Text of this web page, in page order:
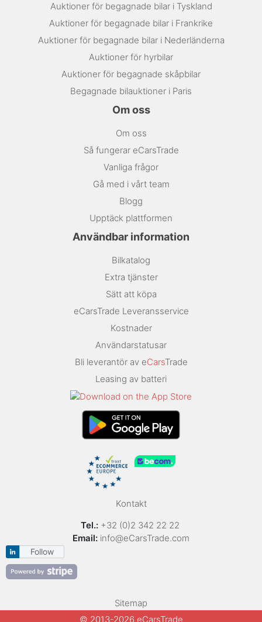
Auktioner för begagnade bilar i Tyskland
Auktioner för begagnade bilar i Frankrike
Auktioner för begagnade bilar i Nederländerna
Auktioner för hyrbilar
Auktioner för begagnade skåpbilar
Begagnade bilauktioner i Paris
Om oss
Om oss
Så fungerar eCarsTrade
Vanliga frågor
Gå med i vårt team
Blogg
Upptäck plattformen
Användbar information
Bilkatalog
Extra tjänster
Sätt att köpa
eCarsTrade Leveransservice
Kostnader
Användarstatusar
Bli leverantör av eCarsTrade
Leasing av batteri
Kontakt
Tel.: +32 (0)2 342 22 22
Email: info@eCarsTrade.com
Follow
Sitemap
© 2013-2026 eCarsTrade